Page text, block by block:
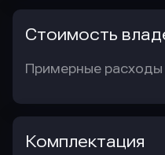
Стоимость
Примерные
Комплектация